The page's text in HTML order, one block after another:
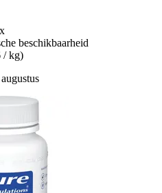
beschikbaarheid
/ kg)